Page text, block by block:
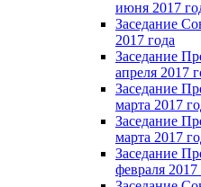
июня 2017
Заседание
2017 года
Заседание
апреля 2017
Заседание
марта 2017
Заседание
марта 2017
Заседание
февраля 2017